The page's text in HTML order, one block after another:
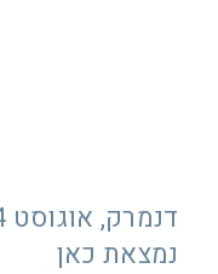
נמצאת כאן